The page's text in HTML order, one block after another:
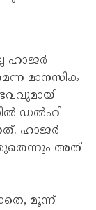
ഹാജർ
മാനസിക
ഡൽഹി
ഹാജർ
അത്
മൂന്ന്